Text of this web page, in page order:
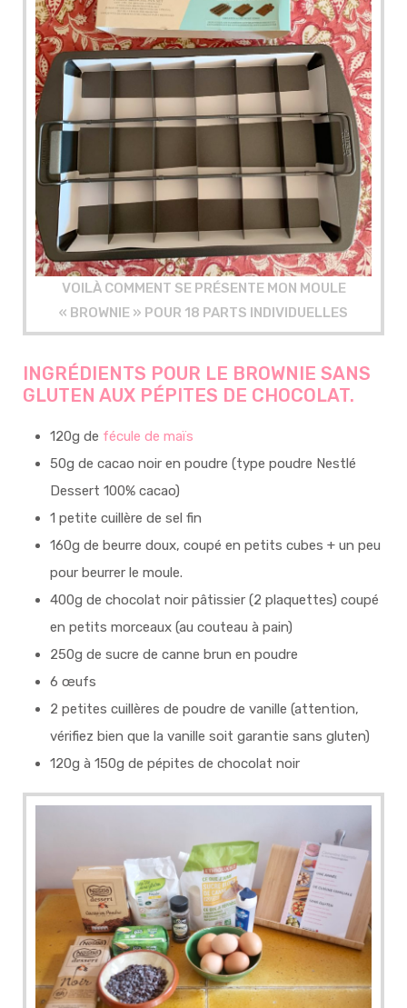
VOILÀ COMMENT SE PRÉSENTE MON MOULE
« BROWNIE » POUR 18 PARTS INDIVIDUELLES
INGRÉDIENTS POUR LE BROWNIE SANS
GLUTEN AUX PÉPITES DE CHOCOLAT.
120g de fécule de maïs
50g de cacao noir en poudre (type poudre Nestlé
Dessert 100% cacao)
1 petite cuillère de sel fin
160g de beurre doux, coupé en petits cubes + un peu
pour beurrer le moule.
400g de chocolat noir pâtissier (2 plaquettes) coupé
en petits morceaux (au couteau à pain)
250g de sucre de canne brun en poudre
6 œufs
2 petites cuillères de poudre de vanille (attention,
vérifiez bien que la vanille soit garantie sans gluten)
120g à 150g de pépites de chocolat noir